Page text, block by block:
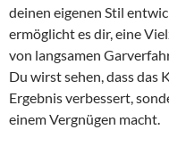
deinen eigenen Stil
ermöglicht es dir, eine
von langsamen
Du wirst sehen, dass das
Ergebnis verbessert,
einem Vergnügen macht.